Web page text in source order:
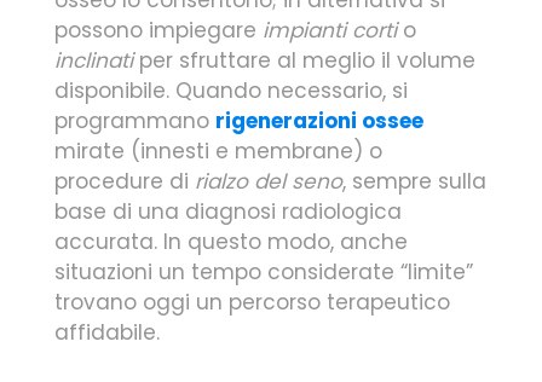
possono impiegare impianti cortio
inclinatiper sfruttare al meglio il volume
disponibile. Quando necessario, si
programmano rigenerazioni ossee
mirate (innesti e membrane) o
procedure di rialzo del seno, sempre sulla
base di una diagnosi radiologica
accurata. In questo modo, anche
situazioni un tempo considerate “limite”
trovano oggi un percorso terapeutico
affidabile.